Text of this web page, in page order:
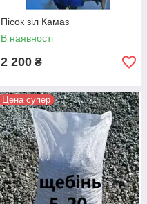
Пісок зіл Камаз
В наявності
2 200 ₴
Цена супер